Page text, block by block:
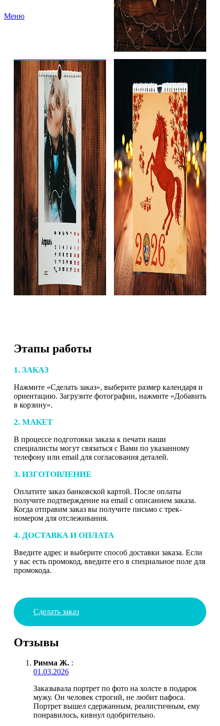
Меню
Этапы работы
1. ЗАКАЗ
Нажмите «Сделать заказ», выберите размер календаря и
ориентацию. Загрузите фотографии, нажмите «Добавить
в корзину».
2. МАКЕТ
В процессе подготовки заказа к печати наши
специалисты могут связаться с Вами по указанному
телефону или email для согласования деталей.
3. ИЗГОТОВЛЕНИЕ
Оплатите заказ банковской картой. После оплаты
получите подтверждение на email с описанием заказа.
Когда отправим заказ вы получите письмо с трек-
номером для отслеживания.
4. ДОСТАВКА И ОПЛАТА
Введите адрес и выберите способ доставки заказа. Если
у вас есть промокод, введите его в специальное поле для
промокода.
Сделать заказ
Отзывы
Римма Ж. :
01.03.2026
Заказывала портрет по фото на холсте в подарок
мужу. Он человек строгий, не любит пафоса.
Портрет вышел сдержанным, реалистичным, ему
понравилось, кивнул одобрительно.